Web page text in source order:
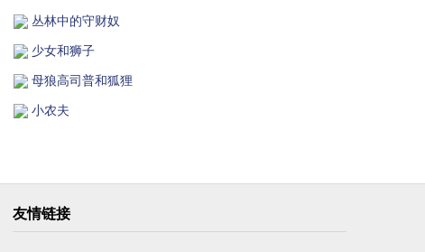
丛林中的守财奴
少女和狮子
母狼高司普和狐狸
小农夫
友情链接